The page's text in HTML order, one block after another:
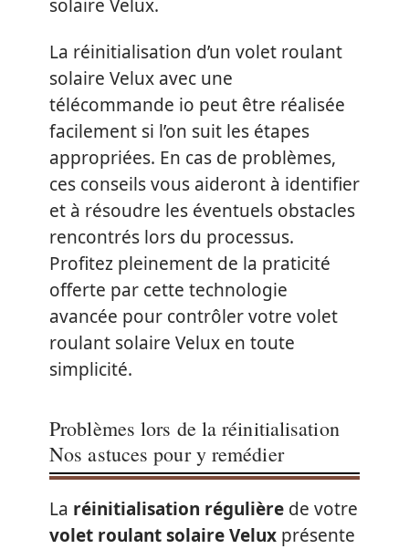
solaire Velux.
La réinitialisation d’un volet roulant
solaire Velux avec une
télécommande io peut être réalisée
facilement si l’on suit les étapes
appropriées. En cas de problèmes,
ces conseils vous aideront à identifier
et à résoudre les éventuels obstacles
rencontrés lors du processus.
Profitez pleinement de la praticité
offerte par cette technologie
avancée pour contrôler votre volet
roulant solaire Velux en toute
simplicité.
Problèmes lors de la réinitialisation
Nos astuces pour y remédier
La réinitialisation régulière de votre
volet roulant solaire Velux présente